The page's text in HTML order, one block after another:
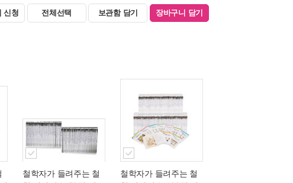
신청 전체선택 보관함 담기 장바구니 담기
철학자가 들려주는 철
철학자가 들려주는 철